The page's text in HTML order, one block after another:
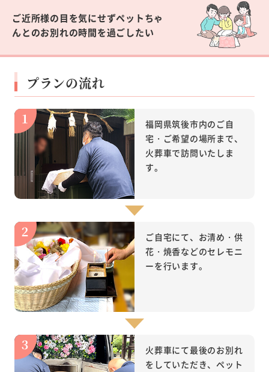
ご近所様の目を気にせずペットちゃ
んとのお別れの時間を過ごしたい
プランの流れ
福岡県筑後市内のご自
宅・ご希望の場所まで、
火葬車で訪問いたしま
す。
ご自宅にて、お清め・供
花・焼香などのセレモニ
ーを行います。
火葬車にて最後のお別れ
をしていただき、ペット